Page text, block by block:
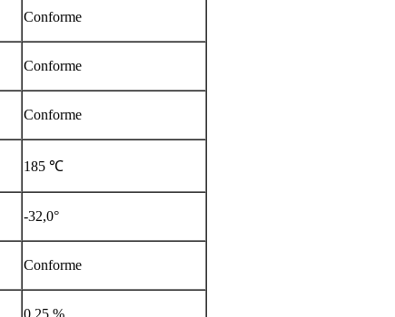
Conforme
Conforme
Conforme
185 ℃
-32,0°
Conforme
0,25 %